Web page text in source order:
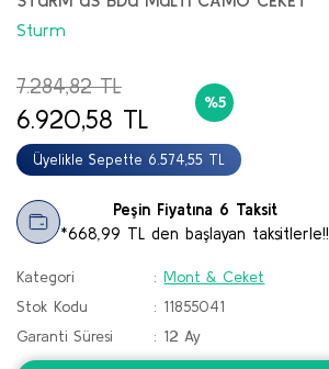
Sturm
7.284,82 TL
6.920,58 TL
Üyelikle Sepette 6.574,55 TL
%5
Peşin Fiyatına 6 Taksit
*668,99 TL den başlayan taksitlerle!!
Kategori
Mont & Ceket
Stok Kodu
11855041
Garanti Süresi
12 Ay